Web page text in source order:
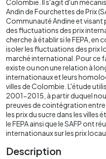
Colombie. Il s'agit d'un
Andin de Fourchettes de Prix
Communauté Andine et
des fluctuations des prix
cherche à établir si le FEPA, en
isoler les fluctuations des prix
marché international. Pour ce
existe ou non une relation à
internationaux et leurs
villes de Colombie. L'étude
2001-2015, à partir duquel
preuves de cointégration
les prix du sucre dans les villes
le FEPA ainsi que le SAFP ont
internationaux sur les prix
Description